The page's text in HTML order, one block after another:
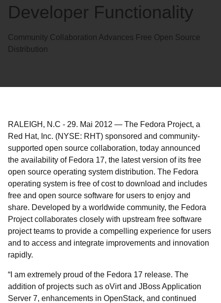
Developer Functionality
Community Collaboration Advances Free Open Source
Distribution
RALEIGH, N.C - 29. Mai 2012 — The Fedora Project, a
Red Hat, Inc. (NYSE: RHT) sponsored and community-
supported open source collaboration, today announced
the availability of Fedora 17, the latest version of its free
open source operating system distribution. The Fedora
operating system is free of cost to download and includes
free and open source software for users to enjoy and
share. Developed by a worldwide community, the Fedora
Project collaborates closely with upstream free software
project teams to provide a compelling experience for users
and to access and integrate improvements and innovation
rapidly.
“I am extremely proud of the Fedora 17 release. The
addition of projects such as oVirt and JBoss Application
Server 7, enhancements in OpenStack, and continued